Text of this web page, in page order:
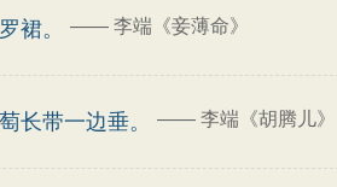
裙。 —— 李端《妾薄命》
长带一边垂。 —— 李端《胡腾儿》